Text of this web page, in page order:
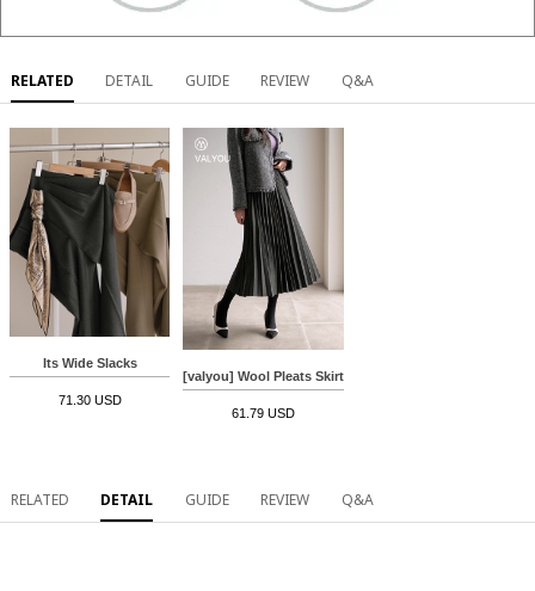
RELATED DETAIL GUIDE REVIEW Q&A
Its Wide Slacks
71.30 USD
[valyou] Wool Pleats Skirt
61.79 USD
RELATED DETAIL GUIDE REVIEW Q&A